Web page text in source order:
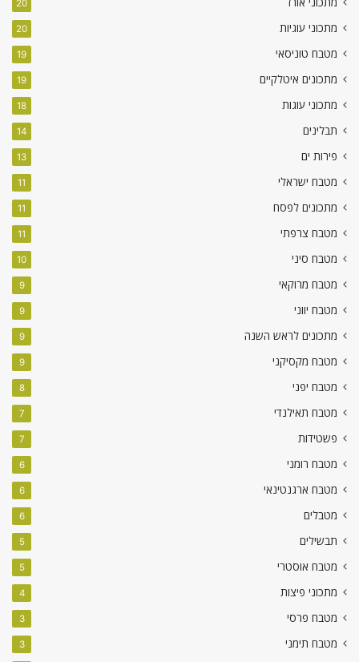
מתכוני אורז 20
מתכוני עוגיות 20
מטבח טוניסאי 19
מתכונים איטלקיים 19
מתכוני עוגות 18
תבלינים 14
פירות ים 13
מטבח ישראלי 11
מתכונים לפסח 11
מטבח צרפתי 11
מטבח סיני 10
מטבח מרוקאי 9
מטבח יווני 9
מתכונים לראש השנה 9
מטבח מקסיקני 9
מטבח יפני 8
מטבח תאילנדי 7
פשטידות 7
מטבח רומני 6
מטבח ארגנטינאי 6
מטבלים 6
תבשילים 5
מטבח אוסטרי 5
מתכוני פיצות 4
מטבח פרסי 3
מטבח תימני 3